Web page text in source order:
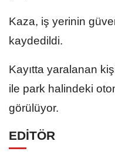
Kaza, iş yerinin
kaydedildi.
Kayıtta yaralanan
ile park halindeki
görülüyor.
EDİTÖR